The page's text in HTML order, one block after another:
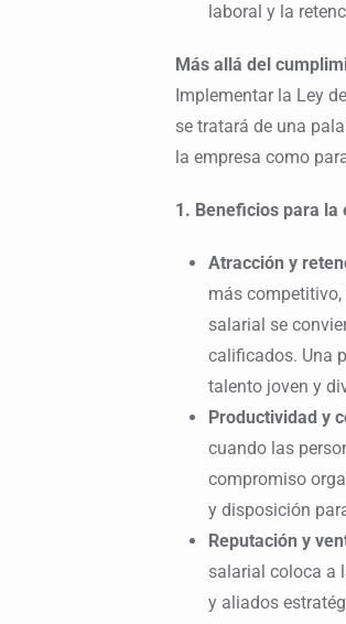
laboral y la
Más allá del
Implementar la Ley
se tratará de una
la empresa como
1. Beneficios para la
Atracción y
más
salarial se
calificados. Una
talento joven y
Productividad y
cuando las
compromiso
y disposición
Reputación y
salarial coloca a
y aliados